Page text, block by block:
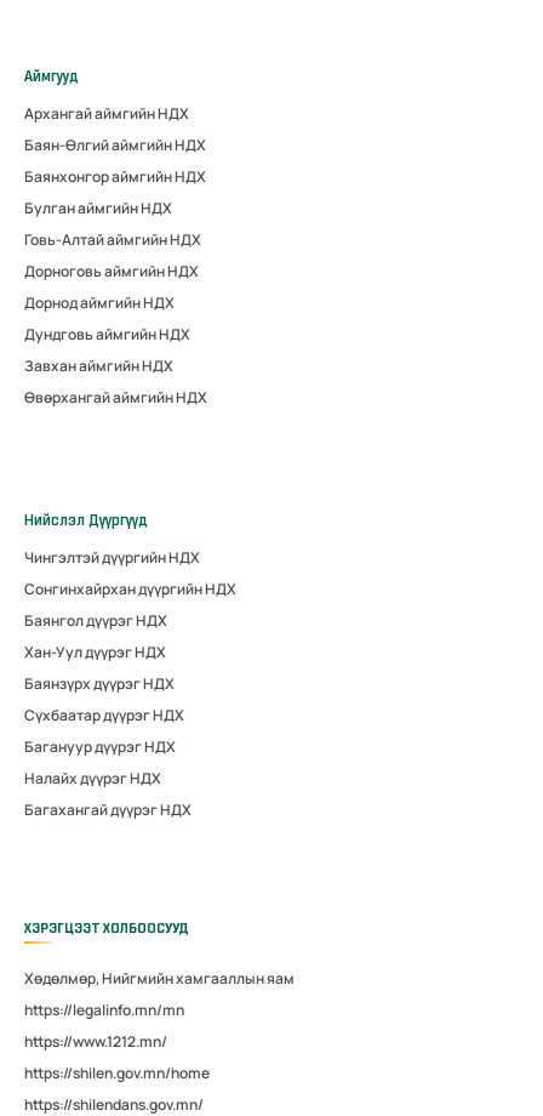
Аймгууд
Архангай аймгийн НДХ
Баян-Өлгий аймгийн НДХ
Баянхонгор аймгийн НДХ
Булган аймгийн НДХ
Говь-Алтай аймгийн НДХ
Дорноговь аймгийн НДХ
Дорнод аймгийн НДХ
Дундговь аймгийн НДХ
Завхан аймгийн НДХ
Өвөрхангай аймгийн НДХ
Нийслэл Дүүргүүд
Чингэлтэй дүүргийн НДХ
Сонгинхайрхан дүүргийн НДХ
Баянгол дүүрэг НДХ
Хан-Уул дүүрэг НДХ
Баянзүрх дүүрэг НДХ
Сүхбаатар дүүрэг НДХ
Багануур дүүрэг НДХ
Налайх дүүрэг НДХ
Багахангай дүүрэг НДХ
ХЭРЭГЦЭЭТ ХОЛБООСУУД
Хөдөлмөр, Нийгмийн хамгааллын яам
https://legalinfo.mn/mn
https://www.1212.mn/
https://shilen.gov.mn/home
https://shilendans.gov.mn/